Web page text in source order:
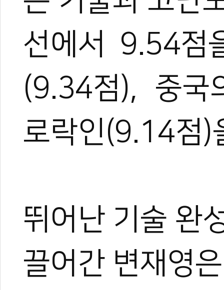
선에서 9.54점
(9.34점), 중국
로락인(9.14점)
뛰어난 기술 완
끌어간 변재영